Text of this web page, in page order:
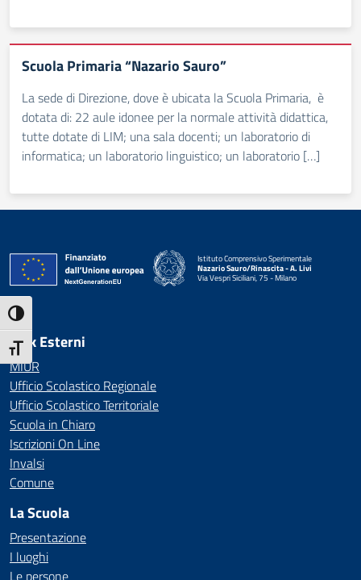
Attiva/disattiva alto contrasto
Attiva/disattiva dimensione testo
Scuola Primaria “Nazario Sauro”
La sede di Direzione, dove è ubicata la Scuola Primaria, è
dotata di: 22 aule idonee per la normale attività didattica,
tutte dotate di LIM; una sala docenti; un laboratorio di
informatica; un laboratorio linguistico; un laboratorio […]
Istituto Comprensivo Sperimentale
Nazario Sauro/Rinascita - A. Livi
Via Vespri Siciliani, 75 - Milano
— Visita la pagina iniziale della scuola
Link Esterni
MIUR
Ufficio Scolastico Regionale
Ufficio Scolastico Territoriale
Scuola in Chiaro
Iscrizioni On Line
Invalsi
Comune
La Scuola
Presentazione
I luoghi
Le persone